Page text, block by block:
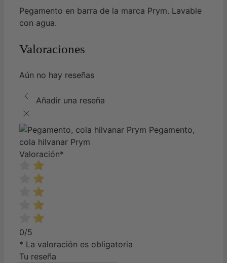
Pegamento en barra de la marca Prym. Lavable
con agua.
Valoraciones
Aún no hay reseñas
Añadir una reseña
Pegamento,
cola hilvanar Prym
Valoración*
0/5
* La valoración es obligatoria
Tu reseña